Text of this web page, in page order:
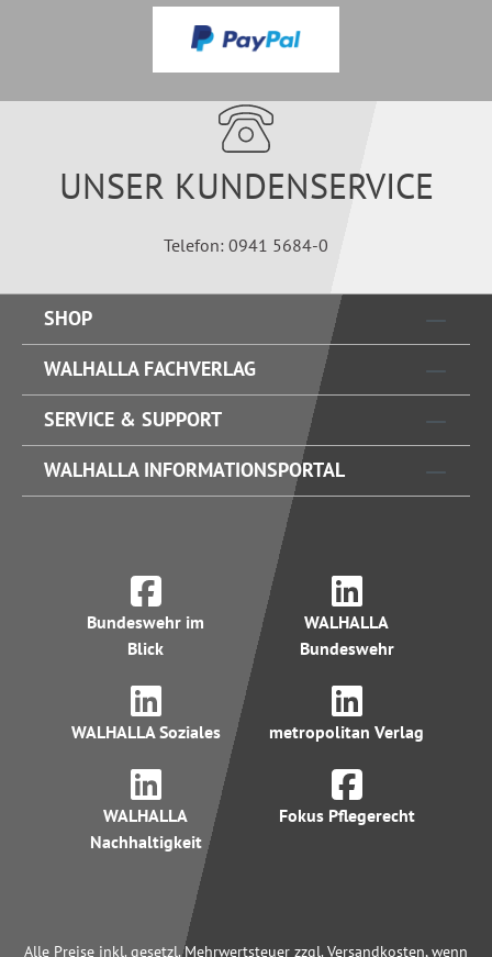
UNSER KUNDENSERVICE
Telefon: 0941 5684-0
SHOP
WALHALLA FACHVERLAG
SERVICE & SUPPORT
WALHALLA INFORMATIONSPORTAL
Bundeswehr im
Blick
WALHALLA
Bundeswehr
WALHALLA Soziales metropolitan Verlag
WALHALLA
Nachhaltigkeit
Fokus Pflegerecht
Alle Preise inkl. gesetzl. Mehrwertsteuer zzgl. Versandkosten, wenn